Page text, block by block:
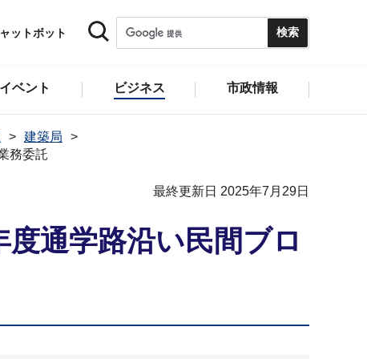
ットボット
ベント ビジネス 市政情報
建築局
務委託
最終更新日 2025年7月29日
度通学路沿い民間ブロ